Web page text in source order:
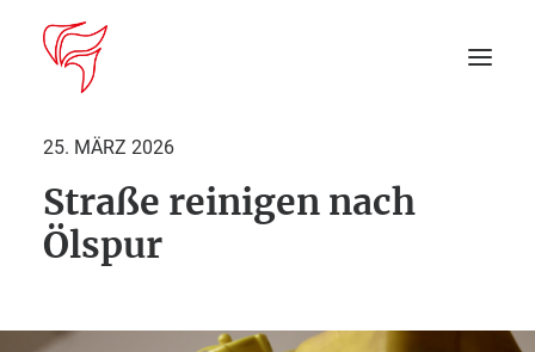
Startseite
DEIN EINSATZ
25. MÄRZ 2026
Straße reinigen nach
Ölspur